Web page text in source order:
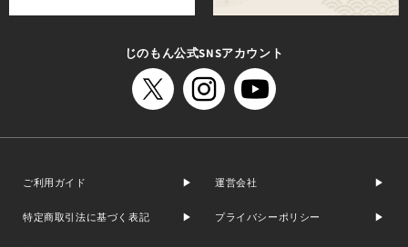
じのもん公式SNSアカウント
ご利用ガイド 運営会社
特定商取引法に基づく表記 プライバシーポリシー